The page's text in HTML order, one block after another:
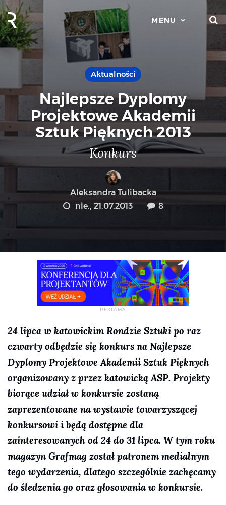
MENU
Aktualności
Najlepsze Dyplomy
Projektowe Akademii
Sztuk Pięknych 2013
Konkurs
Aleksandra Tulibacka
nie., 21.07.2013
8
24 lipca w katowickim Rondzie Sztuki po raz
czwarty odbędzie się konkurs na Najlepsze
Dyplomy Projektowe Akademii Sztuk Pięknych
organizowany z przez katowicką ASP. Projekty
biorące udział w konkursie zostaną
zaprezentowane na wystawie towarzyszącej
konkursowi i będą dostępne dla
zainteresowanych od 24 do 31 lipca. W tym roku
magazyn Grafmag został patronem medialnym
tego wydarzenia, dlatego szczególnie zachęcamy
do śledzenia go oraz głosowania w konkursie.